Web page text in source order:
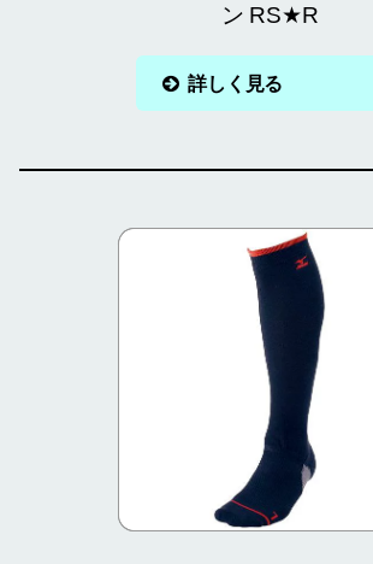
ン RS★R
詳しく見る